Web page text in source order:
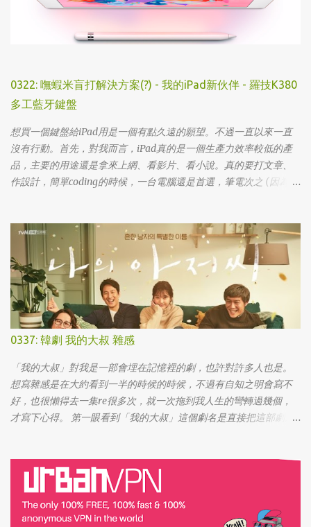
0322: 嘸蝦米盲打解決方案(?) - 我的iPad新伙伴 - 羅技K380
多工藍牙鍵盤
想買一個鍵盤給iPad用是一個有點久遠的願望。不過一直以來一直
沒有行動。首先，對我而言，iPad真的是一個生產力效率較低的產
品，主要的用途還是拿來上網、看影片、看小說。真的要打文章、
作設計，簡單coding的時候，一台電腦還是首選，筆電次之 (因為我
這一塊吧... 可惜大一畫了一個學期的蛋之後，我就知道我在這一塊應
該是沒啥天份的XD
0337: 韓劇 我的大叔 雜感
「我的大叔」對我是一部會埋在記憶裡的劇，也許對許多人也是。
想寫雜感是在大約看到一半的時候的時候，不過有自知之明會寫不
好，也很懶得去一集re很多次，就一次拖到我人生的彎轉過幾個，
才寫下心得。 第一眼看到「我的大叔」這個劇名是直接把這部劇放
不斷，加上面臨了美、日、韓劇的劇荒，個人又特愛喪劇，我硬是
在找出來看了一次…。 不得不說，開頭的辦公室場景，打昆蟲的的情
節和打在代表頭上奇異動畫，讓我以為這是次世代的搞笑辦公室
劇。第一集看完的時候，說真的還真不知道這部劇集要表達什麼 -